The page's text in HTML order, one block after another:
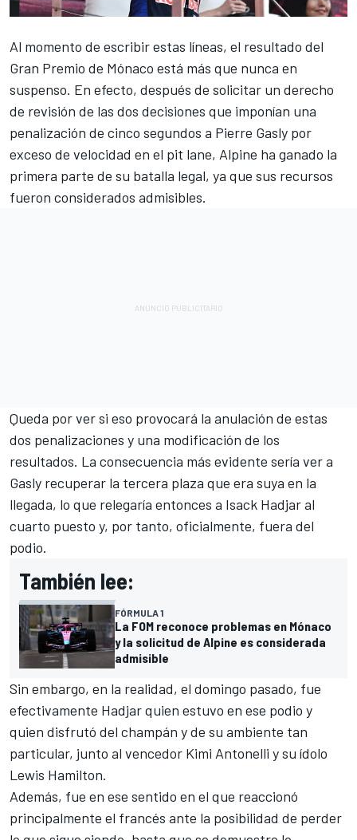
Al momento de escribir estas líneas, el resultado del
Gran Premio de Mónaco está más que nunca en
suspenso. En efecto, después de solicitar un derecho
de revisión de las dos decisiones que imponían una
penalización de cinco segundos a Pierre Gasly por
exceso de velocidad en el pit lane, Alpine ha ganado la
primera parte de su batalla legal, ya que sus recursos
fueron considerados admisibles.
Queda por ver si eso provocará la anulación de estas
dos penalizaciones y una modificación de los
resultados. La consecuencia más evidente sería ver a
Gasly recuperar la tercera plaza que era suya en la
llegada, lo que relegaría entonces a Isack Hadjaral
cuarto puesto y, por tanto, oficialmente, fuera del
podio.
También lee:
FÓRMULA 1
La FOM reconoce problemas en Mónaco
y la solicitud de Alpine es considerada
admisible
Sin embargo, en la realidad, el domingo pasado, fue
efectivamente Hadjar quien estuvo en ese podio y
quien disfrutó del champán y de su ambiente tan
particular, junto al vencedor Kimi Antonelli y su ídolo
Lewis Hamilton.
Además, fue en ese sentido en el que reaccionó
principalmente el francés ante la posibilidad de perder